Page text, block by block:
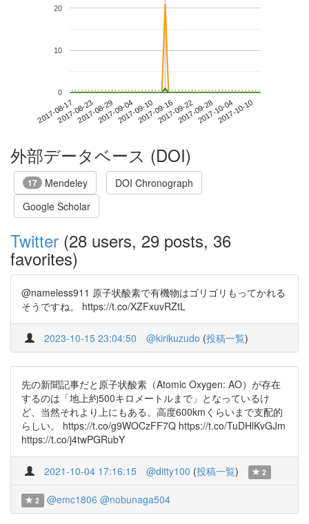
2017-08-172017-08-232017-08-292017-09-042017-09-102017-09-162017-09-222017-09-282017-10-042017-10-10
0
10
20
外部データベース (DOI)
17 Mendeley
DOI Chronograph
Google Scholar
Twitter (28 users, 29 posts, 36
favorites)
@nameless911 原子状酸素で有機物はゴリゴリもってかれる
そうですね。 https://t.co/XZFxuvRZtL
2023-10-15 23:04:50 @kirikuzudo (投稿一覧)
先の新聞記事だと原子状酸素（Atomic Oxygen: AO）が存在
するのは「地上約500キロメートルまで」となっているけ
ど、当然それより上にもある。高度600kmくらいまで支配的
らしい。 https://t.co/g9WOCzFF7Q https://t.co/TuDHlKvGJm
https://t.co/j4twPGRubY
2021-10-04 17:16:15 @ditty100 (投稿一覧) 2
2 @emc1806 @nobunaga504